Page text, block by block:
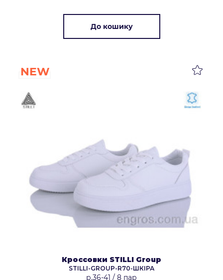
До кошику
NEW
Кроссовки STILLI Group
STILLI-GROUP-R70-ШКІРА
р.36-41 / 8 пар